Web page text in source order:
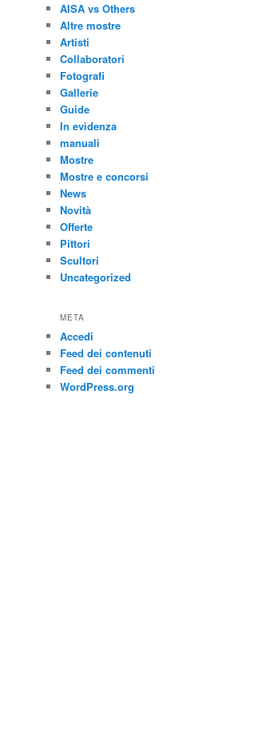
AISA vs Others
Altre mostre
Artisti
Collaboratori
Fotografi
Gallerie
Guide
In evidenza
manuali
Mostre
Mostre e concorsi
News
Novità
Offerte
Pittori
Scultori
Uncategorized
META
Accedi
Feed dei contenuti
Feed dei commenti
WordPress.org